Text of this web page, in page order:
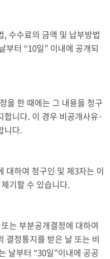
수수료의 금액 및 납부방법
부터 “10일” 이내에 공개되
을 한 때에는 그 내용을 청구
니다. 이 경우 비공개사유·
니다.
대하여 청구인 및 제3자는 이
기할 수 있습니다.
는 부분공개결정에 대하여
결정통지를 받은 날 또는 비
날부터 “30일”이내에 공공